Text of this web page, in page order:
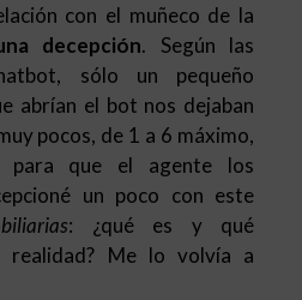
con el muñeco de la
decepción. Según las
sólo un pequeño
abrían el bot nos dejaban
pocos, de 1 a 6 máximo,
para que el agente los
un poco con este
: ¿qué es y qué
realidad? Me lo volvía a